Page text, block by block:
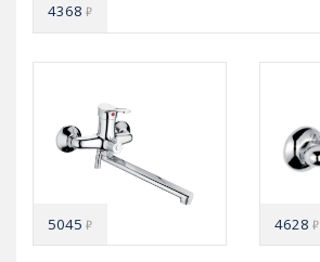
4368₽
5045₽ 4628₽